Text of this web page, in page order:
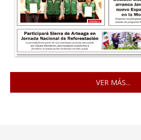
VER MÁS...